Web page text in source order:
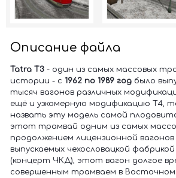
Описание файла
Tatra T3 - один из самых массовых
истории - с 1962 по 1989 год было
тысяч вагонов различных
ещё и узкомерную модификацию T4,
назвать эту модель самой
этот трамвай одним из самых
продолжением лицензионной вагонов
выпускаемых чехословацкой
(концерт ЧКД), этот вагон долгое
совершенным трамваем в Восточном